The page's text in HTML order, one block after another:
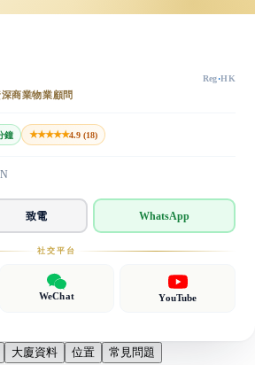
Reg·HK
商業物業顧問
鐘 ★★★★★4.9 (18)
致電 WhatsApp
社交平台
WeChat YouTube
大廈資料 位置 常見問題